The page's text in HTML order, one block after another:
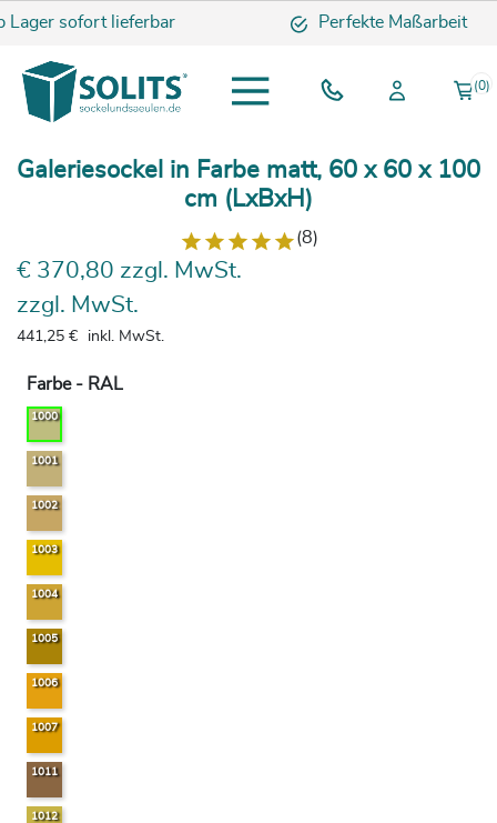
sofort lieferbar Perfekte Maßarbeit
(0)
Galeriesockel in Farbe matt, 60 x 60 x 100
cm (LxBxH)
(8)
€ 370,80 zzgl. MwSt.
zzgl. MwSt.
441,25 € inkl. MwSt.
Farbe - RAL
1000
1001
1002
1003
1004
1005
1006
1007
1011
1012